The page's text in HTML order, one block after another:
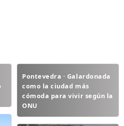
Pontevedra · Galardonada
como la ciudad más
cómoda para vivir según la
ONU